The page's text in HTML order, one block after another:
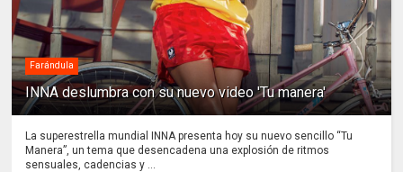
Farándula
INNA deslumbra con su nuevo video 'Tu manera'
La superestrella mundial INNA presenta hoy su nuevo sencillo “Tu
Manera”, un tema que desencadena una explosión de ritmos
sensuales, cadencias y ...